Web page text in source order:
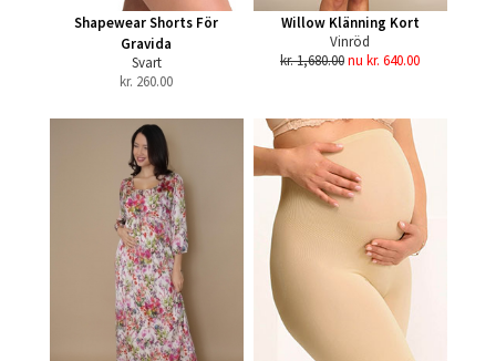
Shapewear Shorts För
Gravida
Svart
kr. 260.00
Willow Klänning Kort
Vinröd
kr. 1,680.00nu kr. 640.00